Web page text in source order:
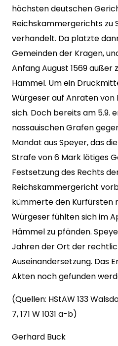
höchsten deutschen
Reichskammergerichts zu
verhandelt. Da platzte
Gemeinden der Kragen,
Anfang August 1569 außer
Hammel. Um ein
Würgeser auf Anraten von
sich. Doch bereits am 5.9.
nassauischen Grafen
Mandat aus Speyer, das
Strafe von 6 Mark lötiges
Festsetzung des Rechts
Reichskammergericht
kümmerte den Kurfürsten
Würgeser fühlten sich im
Hämmel zu pfänden.
Jahren der Ort der
Auseinandersetzung. Das
Akten noch gefunden
(Quellen: HStAW 133
7, 171 W 1031 a-b)
Gerhard Buck